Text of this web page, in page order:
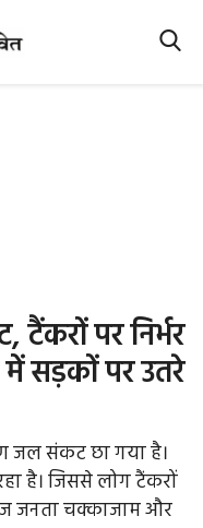
पर निर्भर
में सड़कों पर उतरे
जल संकट छा गया है।
है। जिससे लोग टैंकरों
जनता चक्काजाम और